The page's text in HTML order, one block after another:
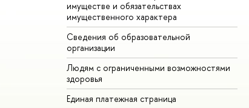
имуществе и обязательствах
имущественного характера
Сведения об образовательной
организации
Людям с ограниченными возможностями
здоровья
Единая платежная страница